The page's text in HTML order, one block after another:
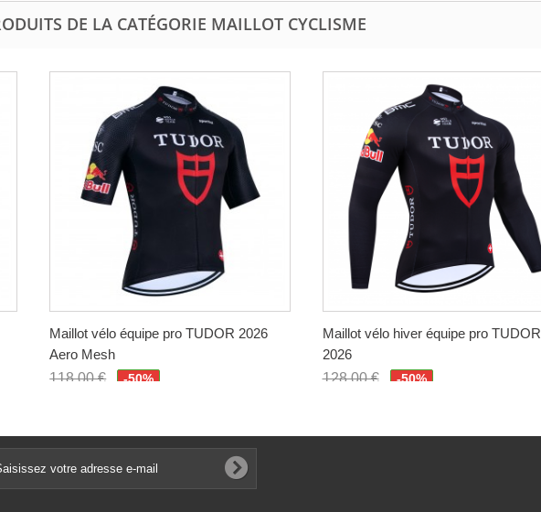
DE LA CATÉGORIE MAILLOT CYCLISME
Maillot vélo équipe pro TUDOR 2026
Aero Mesh
118,00 €
-50%
Maillot vélo hiver équipe pro TUDOR
2026
128,00 €
-50%